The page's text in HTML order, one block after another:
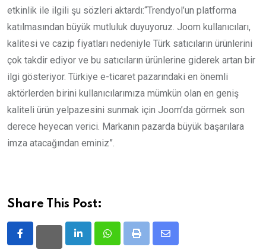
etkinlik ile ilgili şu sözleri aktardı:“Trendyol’un platforma
katılmasından büyük mutluluk duyuyoruz. Joom kullanıcıları,
kalitesi ve cazip fiyatları nedeniyle Türk satıcıların ürünlerini
çok takdir ediyor ve bu satıcıların ürünlerine giderek artan bir
ilgi gösteriyor. Türkiye e-ticaret pazarındaki en önemli
aktörlerden birini kullanıcılarımıza mümkün olan en geniş
kaliteli ürün yelpazesini sunmak için Joom’da görmek son
derece heyecan verici. Markanın pazarda büyük başarılara
imza atacağından eminiz”.
Share This Post:
LinkedInWhatsappPrint
Share